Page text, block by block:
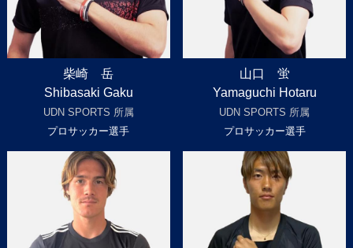
柴崎 岳
Shibasaki Gaku
UDN SPORTS 所属
プロサッカー選手
山口 蛍
Yamaguchi Hotaru
UDN SPORTS 所属
プロサッカー選手